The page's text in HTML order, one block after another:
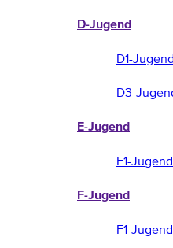
D-Jugend
D1-Jugend
D3-
E-Jugend
E1-Jugend
F-Jugend
F1-Jugend